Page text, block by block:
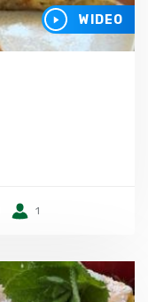
WIDEO
1